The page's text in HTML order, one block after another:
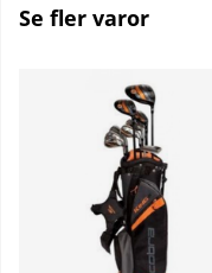
Se fler varor